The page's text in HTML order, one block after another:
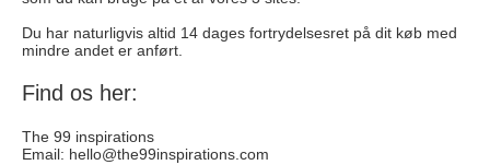
Du har naturligvis altid 14 dages fortrydelsesret på dit køb med
mindre andet er anført.
Find os her:
The 99 inspirations
Email: hello@the99inspirations.com